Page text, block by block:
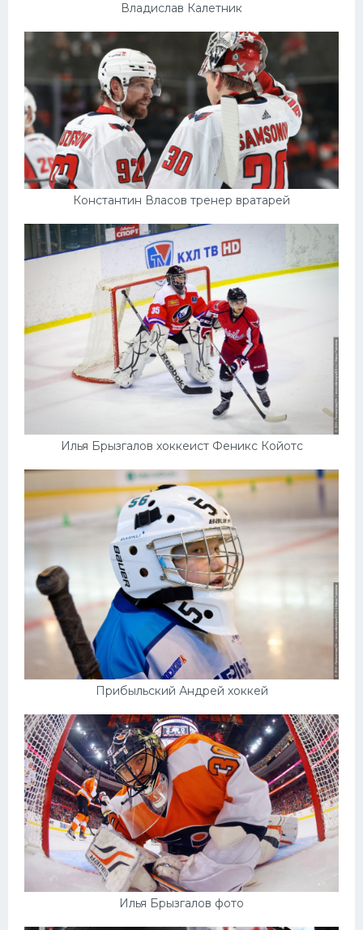
Владислав Калетник
Константин Власов тренер вратарей
Илья Брызгалов хоккеист Феникс Койотс
Прибыльский Андрей хоккей
Илья Брызгалов фото